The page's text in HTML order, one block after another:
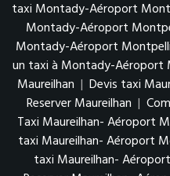
taxi Montady-Aéroport
Montady-Aéroport
Montady-Aéroport
un taxi à Montady-Aéroport
Maureilhan | Devis taxi
Reserver Maureilhan |
Taxi Maureilhan- Aéroport
taxi Maureilhan- Aéroport
taxi Maureilhan-